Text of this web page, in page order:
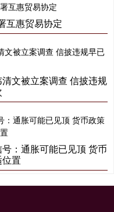
互惠贸易协定
文被立案调查 信披违规
：通胀可能已见顶 货币
置